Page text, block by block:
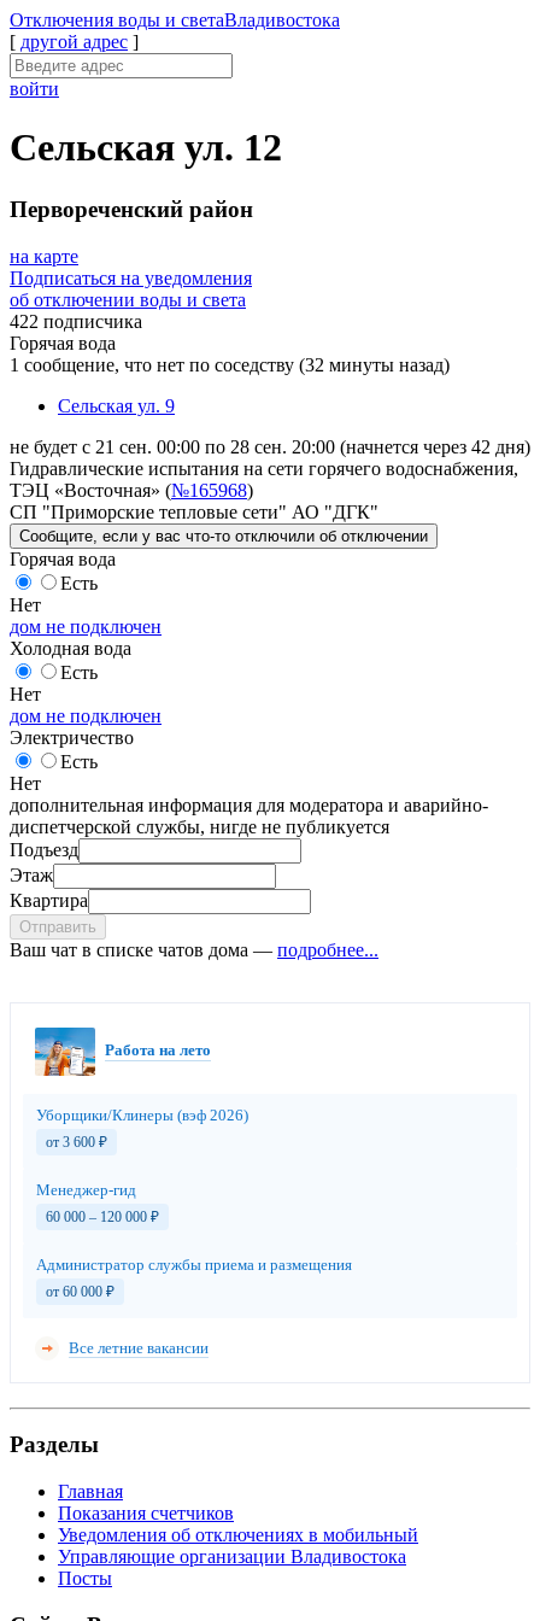
Отключения воды и светаВладивостока
[ другой адрес ]
войти
Сельская ул. 12
Первореченский район
на карте
Подписаться на уведомления
об отключении воды и света
422 подписчика
Горячая вода
1 сообщение, что нет по соседству (32 минуты назад)
Сельская ул. 9
не будет с 21 сен. 00:00 по 28 сен. 20:00 (начнется через 42 дня)
Гидравлические испытания на сети горячего водоснабжения,
ТЭЦ «Восточная» (№165968)
СП "Приморские тепловые сети" АО "ДГК"
Сообщите , если у вас что-то отключили об отключении
Горячая вода
Есть
Нет
дом не подключен
Холодная вода
Есть
Нет
дом не подключен
Электричество
Есть
Нет
дополнительная информация для модератора и аварийно-
диспетчерской службы, нигде не публикуется
Подъезд
Этаж
Квартира
Отправить
Ваш чат в списке чатов дома — подробнее...
Работа на лето
Уборщики/Клинеры (вэф 2026)
от 3 600 ₽
Менеджер-гид
60 000 – 120 000 ₽
Администратор службы приема и размещения
от 60 000 ₽
Все летние вакансии
Разделы
Главная
Показания счетчиков
Уведомления об отключениях в мобильный
Управляющие организации Владивостока
Посты